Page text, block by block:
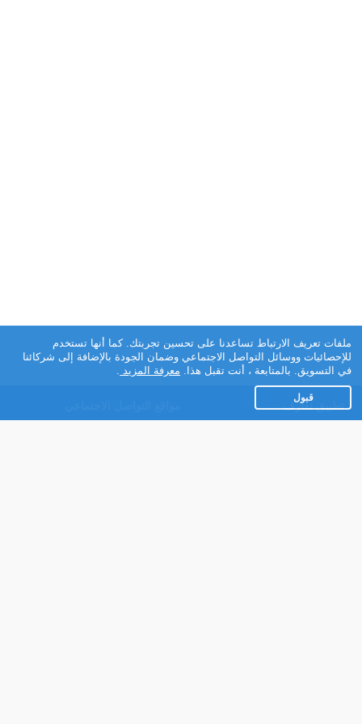
تطبيق تعارف
ملفات تعريف الارتباط تساعدنا على تحسين تجربتك. كما أنها تستخدم
للإحصائيات ووسائل التواصل الاجتماعي وضمان الجودة بالإضافة إلى شركائنا
في التسويق. بالمتابعة ، أنت تقبل هذا. معرفة المزيد .
قبول